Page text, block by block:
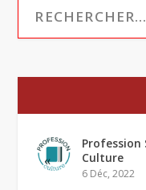
Profession
Culture
6 Déc, 2022